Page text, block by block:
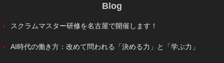
Blog
スクラムマスター研修を名古屋で開催します！
AI時代の働き方：改めて問われる「決める力」と「学ぶ力」